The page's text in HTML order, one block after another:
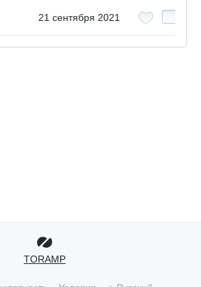
21 сентября 2021
TORAMP